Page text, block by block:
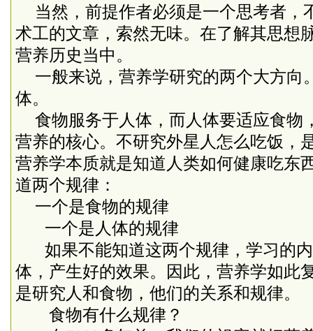
当然，前提作者必须是一个思考者，
术工的文章，索然无味。在了解其思想
营养历史当中。
一般来说，营养学研究的两个大方向
体。
食物服务于人体，而人体要适应食物
营养的核心。不研究外星人怎么吃饭，
营养学本质就是知道人类如何健康吃东
道两个规律：
一个是食物的规律
一个是人体的规律
如果不能知道这两个规律，学习的
体，产生好的效果。因此，营养学如此
是研究人和食物，他们的关系和规律。
食物有什么规律？